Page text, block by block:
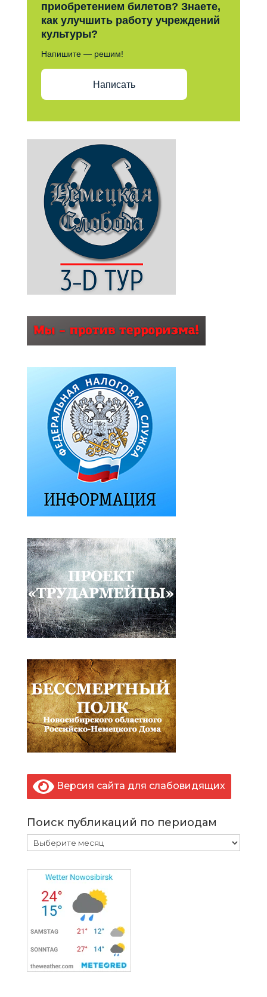
приобретением билетов? Знаете,
как улучшить работу учреждений
культуры?
Напишите — решим!
Написать
Версия сайта для слабовидящих
Поиск публикаций по периодам
Поиск
публикаций
по
периодам